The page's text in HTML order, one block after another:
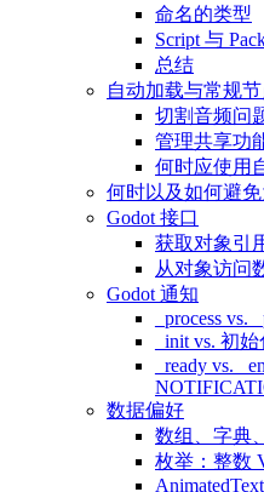
命名的类型
Script 与
总结
自动加载与常规
切割音频问
管理共享功
何时应使用
何时以及如何避
Godot 接口
获取对象引
从对象访问
Godot 通知
_process vs.
_init vs. 初
_ready vs.
数据偏好
数组、字典
枚举：整数